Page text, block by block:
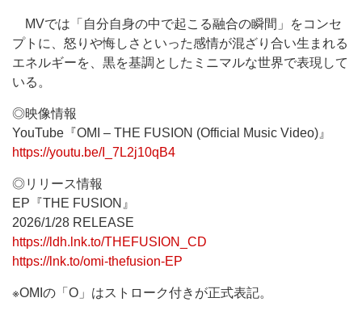
MVでは「自分自身の中で起こる融合の瞬間」をコンセ
プトに、怒りや悔しさといった感情が混ざり合い生まれる
エネルギーを、黒を基調としたミニマルな世界で表現して
いる。
◎映像情報
YouTube『OMI – THE FUSION (Official Music Video)』
https://youtu.be/I_7L2j10qB4
◎リリース情報
EP『THE FUSION』
2026/1/28 RELEASE
https://ldh.lnk.to/THEFUSION_CD
https://lnk.to/omi-thefusion-EP
※OMIの「O」はストローク付きが正式表記。